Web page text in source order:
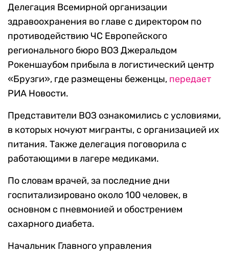
Делегация Всемирной организации
здравоохранения во главе с директором по
противодействию ЧС Европейского
регионального бюро ВОЗ Джеральдом
Рокеншаубом прибыла в логистический центр
«Брузги», где размещены беженцы, передает
РИА Новости.
Представители ВОЗ ознакомились с условиями,
в которых ночуют мигранты, с организацией их
питания. Также делегация поговорила с
работающими в лагере медиками.
По словам врачей, за последние дни
госпитализировано около 100 человек, в
основном с пневмонией и обострением
сахарного диабета.
Начальник Главного управления